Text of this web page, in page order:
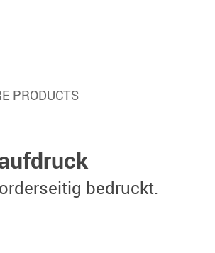
PRODUCTS
bedruckt.